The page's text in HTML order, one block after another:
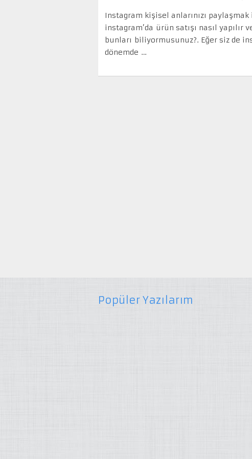
Instagram kişisel anlarınızı
instagram’da ürün satışı nasıl
bunları biliyormusunuz?. Eğer siz de
dönemde …
Popüler Yazılarım